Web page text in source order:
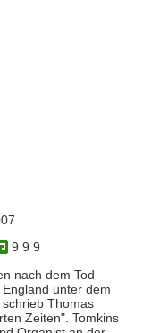
9 9 9
nach dem Tod
unter dem
Thomas
Zeiten". Tomkins